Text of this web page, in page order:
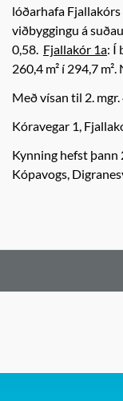
lóðarhafa
viðbyggingu á
0,58. Fjallakór 1a: Í
260,4 m² í 294,7
Með vísan til 2.
Kóravegar 1,
Kynning hefst þann
Kópavogs,